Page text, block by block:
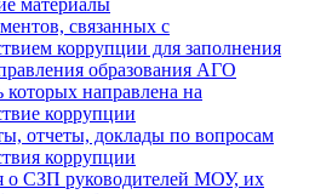
материалы
связанных с
коррупции для заполнения
образования АГО
которых направлена на
коррупции
отчеты, доклады по вопросам
коррупции
о СЗП руководителей МОУ, их